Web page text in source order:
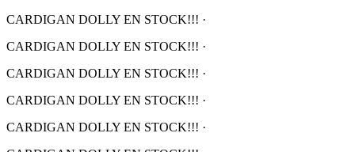
CARDIGAN DOLLY EN STOCK!!! ·
CARDIGAN DOLLY EN STOCK!!! ·
CARDIGAN DOLLY EN STOCK!!! ·
CARDIGAN DOLLY EN STOCK!!! ·
CARDIGAN DOLLY EN STOCK!!! ·